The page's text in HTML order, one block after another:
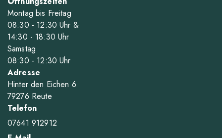
Montag bis Freitag
08:30 - 12:30 Uhr &
14:30 - 18:30 Uhr
Samstag
08:30 - 12:30 Uhr
Adresse
Hinter den Eichen 6
79276 Reute
Telefon
07641 912912